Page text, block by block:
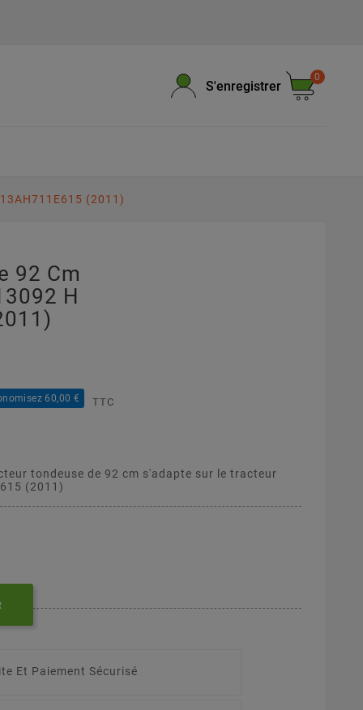
S'enregistrer
0
(2011)
92 Cm
H
60,00 € TTC
tondeuse de 92 cm s'adapte sur le tracteur
(2011)
Et Paiement Sécurisé